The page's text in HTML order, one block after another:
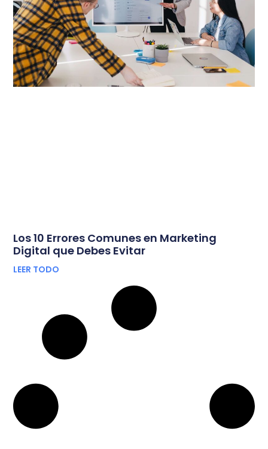
Los 10 Errores Comunes en Marketing
Digital que Debes Evitar
LEER TODO